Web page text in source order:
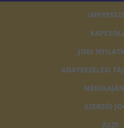
JOGI
ADATKEZELÉSI
SZERZŐI
ÁSZF